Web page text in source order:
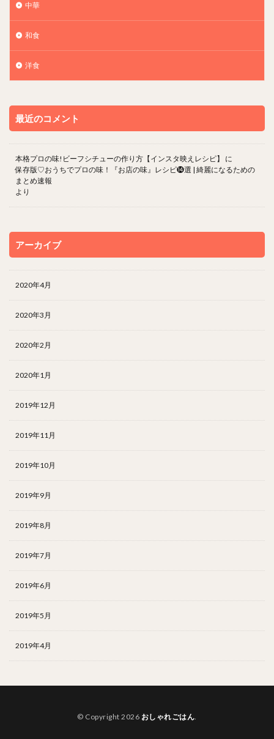
中華
和食
洋食
最近のコメント
本格プロの味!ビーフシチューの作り方【インスタ映えレシピ】
に
保存版♡おうちでプロの味！『お店の味』レシピ⓮選 | 綺麗になるための
まとめ速報
より
アーカイブ
2020年4月
2020年3月
2020年2月
2020年1月
2019年12月
2019年11月
2019年10月
2019年9月
2019年8月
2019年7月
2019年6月
2019年5月
2019年4月
© Copyright 2026 おしゃれごはん.